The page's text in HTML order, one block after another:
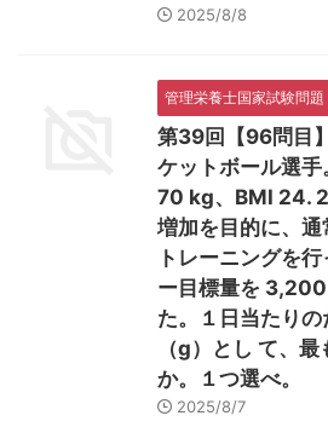
2025/8/8
管理栄養士国家試験問題
第39回【96問目
ケットボール選
70 kg、BMI 24.
増加を目的に、
トレーニングを
ー目標量を
た。１日当たり
（g）とし て、
か。１つ選べ。
2025/8/7